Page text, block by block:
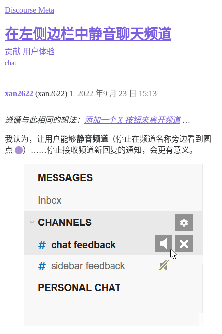
Discourse Meta
在左侧边栏中静音聊天频道
贡献 用户体验
chat
xan2622 (xan2622) 2022 年9 月 23 日 15:13
1
遵循与此相同的想法： 添加一个 X 按钮来离开频道…
我认为，让用户能够静音频道 （停止在频道名称旁边看到圆
点
）……停止接收频道新回复的通知，会更有意义。